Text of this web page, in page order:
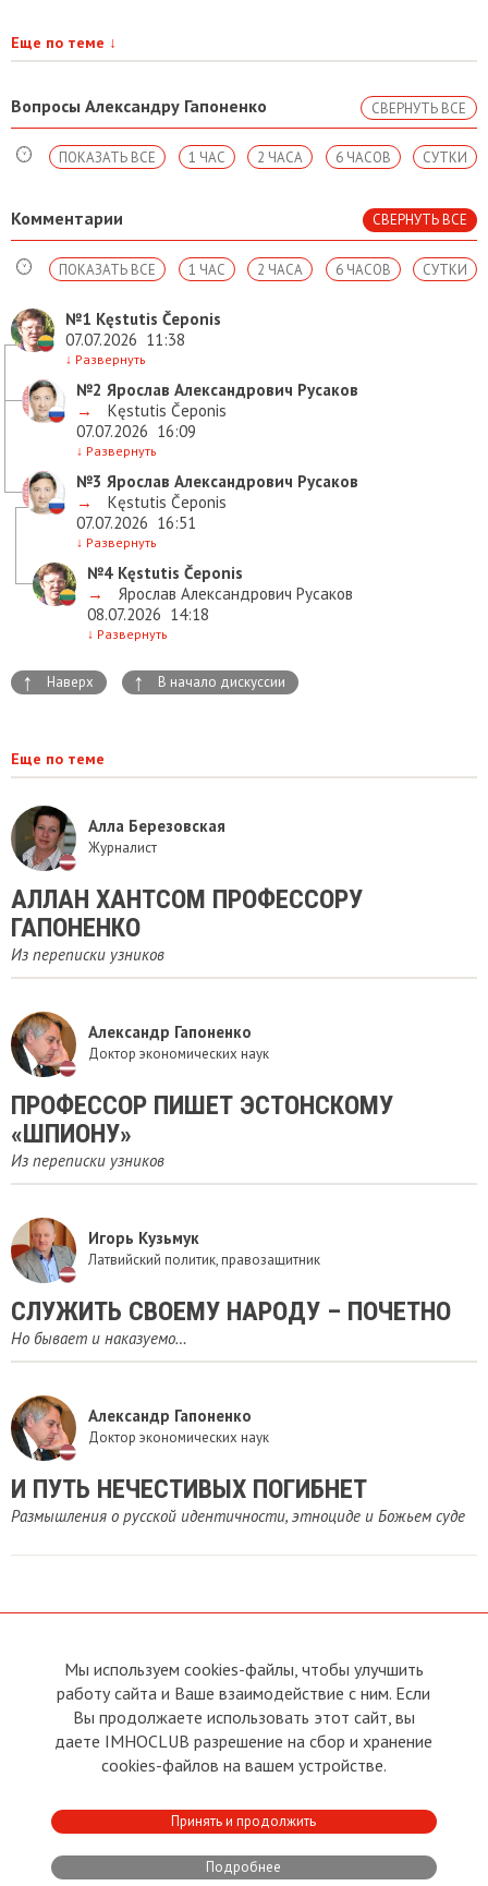
Еще по теме ↓
Вопросы Александру Гапоненко СВЕРНУТЬ ВСЕ
СУТКИ
6 ЧАСОВ
2 ЧАСА
1 ЧАС
ПОКАЗАТЬ ВСЕ
Комментарии СВЕРНУТЬ ВСЕ
СУТКИ
6 ЧАСОВ
2 ЧАСА
1 ЧАС
ПОКАЗАТЬ ВСЕ
№1 Kęstutis Čeponis
07.07.2026 11:38
↓ Развернуть
№2 Ярослав Александрович Русаков
→
Kęstutis Čeponis
07.07.2026 16:09
↓ Развернуть
№3 Ярослав Александрович Русаков
→
Kęstutis Čeponis
07.07.2026 16:51
↓ Развернуть
№4 Kęstutis Čeponis
→
Ярослав Александрович Русаков
08.07.2026 14:18
↓ Развернуть
↑ Наверх ↑ В начало дискуссии
Еще по теме
Алла Березовская
Журналист
АЛЛАН ХАНТСОМ ПРОФЕССОРУ
ГАПОНЕНКО
Из переписки узников
Александр Гапоненко
Доктор экономических наук
ПРОФЕССОР ПИШЕТ ЭСТОНСКОМУ
«ШПИОНУ»
Из переписки узников
Игорь Кузьмук
Латвийский политик, правозащитник
СЛУЖИТЬ СВОЕМУ НАРОДУ – ПОЧЕТНО
Но бывает и наказуемо…
Александр Гапоненко
Доктор экономических наук
И ПУТЬ НЕЧЕСТИВЫХ ПОГИБНЕТ
Размышления о русской идентичности, этноциде и Божьем суде
О сайте
Условия пользования
Политика конфиденциальности
Прямая связь с
Председателем
Прямая связь c членами клуба
Реклама
Контакты
Club
Мы используем cookies-файлы, чтобы улучшить
работу сайта и Ваше взаимодействие с ним. Если
Вы продолжаете использовать этот сайт, вы
даете IMHOCLUB разрешение на сбор и хранение
cookies-файлов на вашем устройстве.
Принять и продолжить
Подробнее